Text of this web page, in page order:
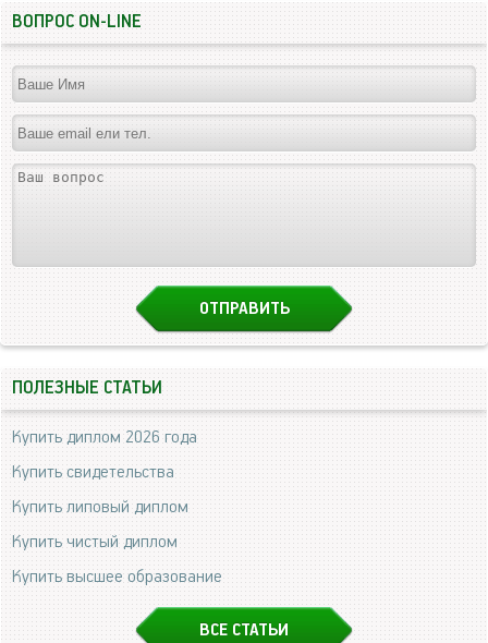
ВОПРОС ON-LINE
ПОЛЕЗНЫЕ СТАТЬИ
Купить диплом 2026 года
Купить свидетельства
Купить липовый диплом
Купить чистый диплом
Купить высшее образование
ВСЕ СТАТЬИ